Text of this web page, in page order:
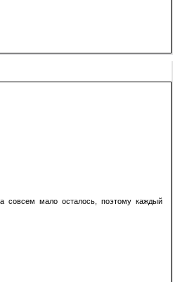
совсем мало осталось, поэтому каждый